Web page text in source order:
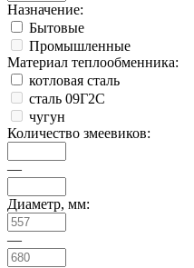
Назначение:
Бытовые
Промышленные
Материал теплообменника:
котловая сталь
сталь 09Г2С
чугун
Количество змеевиков:
—
Диаметр, мм:
—